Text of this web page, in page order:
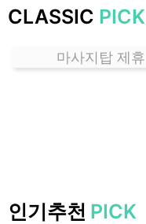
가
격
천
CLASSIC PICK
마사지탑 제휴
인기추천 PICK